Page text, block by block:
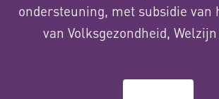
ondersteuning, met subsidie van
van Volksgezondheid,